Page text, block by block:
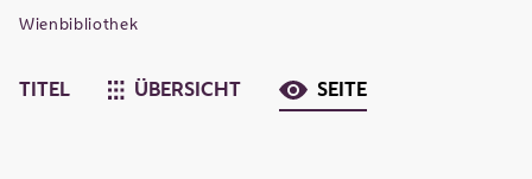
Wienbibliothek
TITEL ÜBERSICHT SEITE